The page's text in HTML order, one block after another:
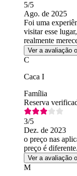
5/5
Ago. de 2025
Foi uma
visitar esse
realmente
Ver a avaliação
C
Caca I
Família
Reserva
3/5
Dez. de 2023
o preço nas
preço é
Ver a avaliação
M